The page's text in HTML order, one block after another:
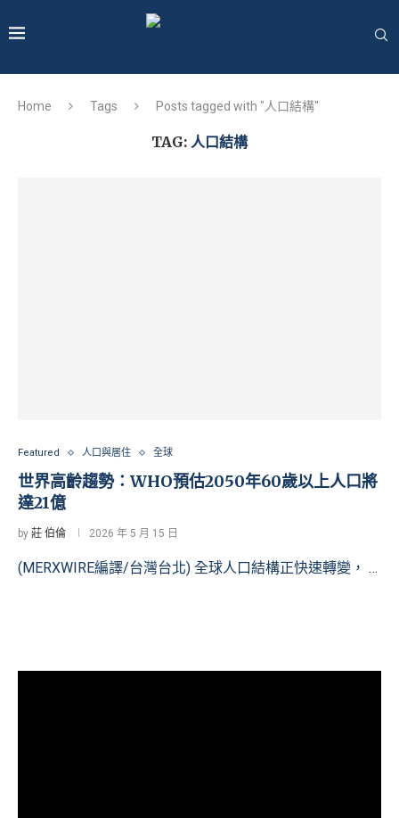
Home Tags Posts tagged with "人口結構"
TAG: 人口結構
Featured 人口與居住 全球
世界高齡趨勢：WHO預估2050年60歲以上人口將
達21億
by 莊 伯倫 2026 年 5 月 15 日
(MERXWIRE編譯/台灣台北) 全球人口結構正快速轉變， …